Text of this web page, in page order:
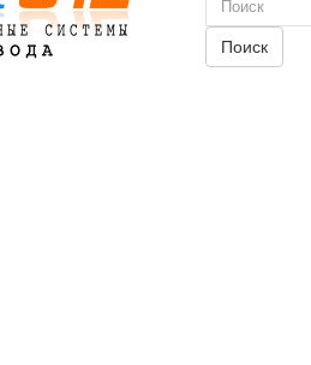
Поиск